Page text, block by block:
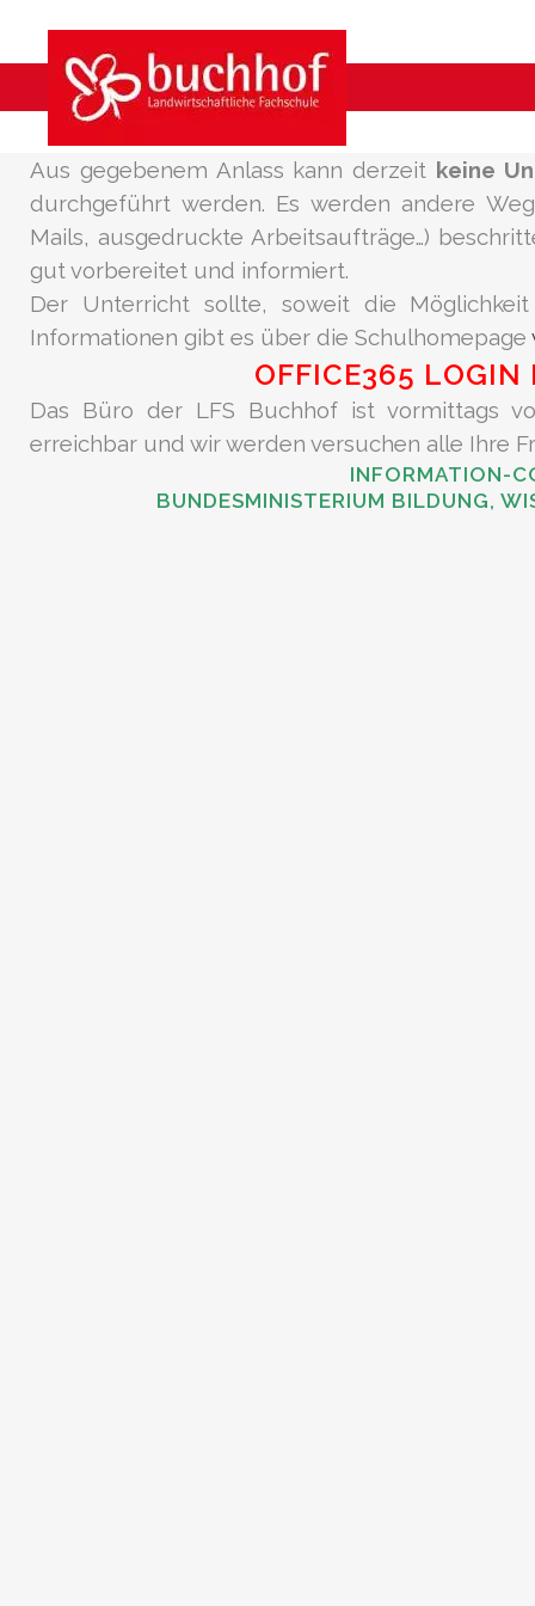
VORABINFORMATION
INFORMATIONEN FÜR DIE
Aus gegebenem Anlass kann derzeit keine
durchgeführt werden. Es werden andere
Mails, ausgedruckte Arbeitsaufträge…)
gut vorbereitet und informiert.
Der Unterricht sollte, soweit die
Informationen gibt es über die Schulhomepage
OFFICE365 LOGIN
Das Büro der LFS Buchhof ist vormittags
erreichbar und wir werden versuchen alle Ihre
INFORMATION-
BUNDESMINISTERIUM BILDUNG,